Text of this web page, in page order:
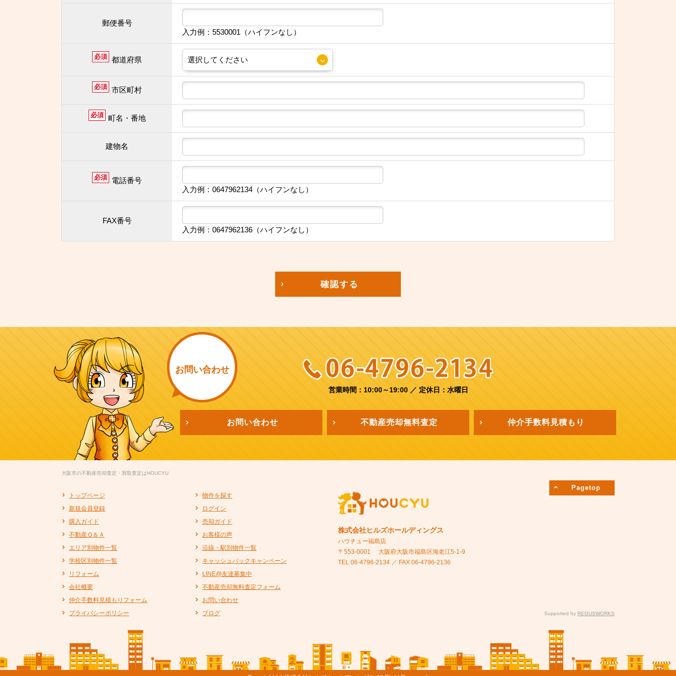
郵便番号
入力例：5530001（ハイフンなし）
必須 都道府県
必須 市区町村
必須 町名・番地
建物名
必須
電話番号
入力例：0647962134（ハイフンなし）
FAX番号
入力例：0647962136（ハイフンなし）
確認する
お問い合わせ
営業時間：10:00～19:00 ／ 定休日：水曜日
お問い合わせ 不動産売却無料査定 仲介手数料見積もり
Pagetop
大阪市の不動産売却査定・買取査定はHOUCYU
トップページ
物件を探す
新規会員登録
ログイン
購入ガイド
売却ガイド
不動産Ｑ＆Ａ
お客様の声
エリア別物件一覧
沿線・駅別物件一覧
学校区別物件一覧
キャッシュバックキャンペーン
リフォーム
LINE@友達募集中
会社概要
不動産売却無料査定フォーム
仲介手数料見積もりフォーム
お問い合わせ
プライバシーポリシー
ブログ
株式会社ヒルズホールディングス
ハウチュー福島店
〒553-0001
大阪府大阪市福島区海老江5-1-9
TEL 06-4796-2134 ／ FAX 06-4796-2136
Supported by REGUSWORKS